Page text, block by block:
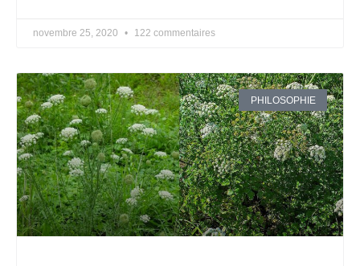
novembre 25, 2020 122 commentaires
PHILOSOPHIE